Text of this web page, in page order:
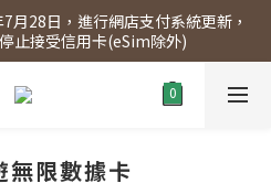
全單95折!!!（優惠期至2026年12月
$300即免運費。
月28日，進行網店支付系統更新，
止接受信用卡(eSim除外)
單95折!!!（優惠期至2026年12月
$300即免運費。
無限數據卡